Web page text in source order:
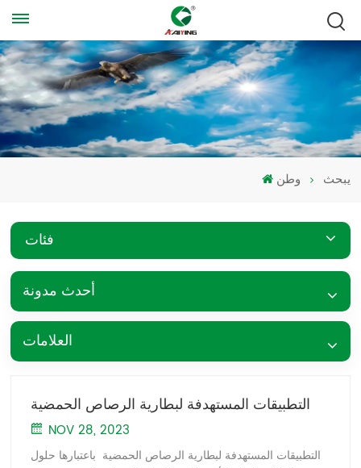
وطن يبحث
فئات
أحدث مدونة
العلامات
التطبيقات المستهدفة لبطارية الرصاص الحمضية
NOV 28, 2023
التطبيقات المستهدفة لبطارية الرصاص الحمضية باعتبارها حلول